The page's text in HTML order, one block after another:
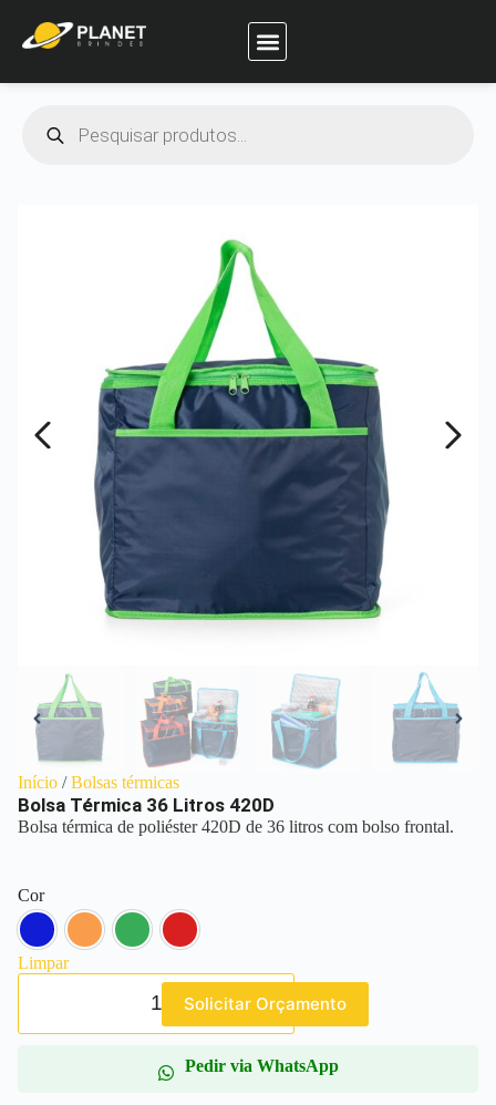
Início /Bolsas térmicas
Bolsa Térmica 36 Litros 420D
Bolsa térmica de poliéster 420D de 36 litros com bolso frontal.
Cor
Azul Laranja Verde
Vermelho
Limpar
Solicitar Orçamento
Pedir via WhatsApp